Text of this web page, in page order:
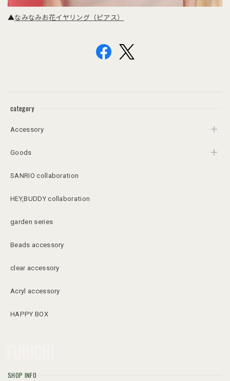
▲なみなみお花イヤリング（ピアス）
category
Accessory
Goods
SANRIO collaboration
HEY,BUDDY collaboration
garden series
Beads accessory
clear accessory
Acryl accessory
HAPPY BOX
SHOP INFO